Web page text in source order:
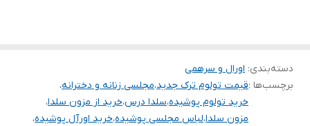
دوستان عزیز در هنگام انتخاب مدل دقت کنید مشخصات لباس ها زیر
آنها درج شده است چون این سایت امکان مرجوع ندارد و فقط امکان
تعویض سایز دارد.
دسته‌بندی: اورال و سرهمی
برچسب‌ها :قیمت تولوم ترک جدید،مجلسی زنانه و دخترانه،
خرید تولوم پوشیده،سلدا درس،خرید از مزون سلدا،
مزون سلدا،لباس مجلسی پوشیده،خرید اورآل پوشیده،